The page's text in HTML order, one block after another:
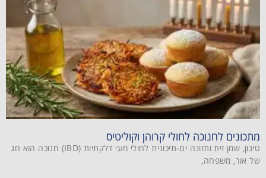
מתכונים לחנוכה לחולי קרוהן וקוליטיס
טיגון, שמן זית ותזונה ים-תיכונית לחולי מעי דלקתיות (IBD) חנוכה הוא חג
של אור, משפחה,